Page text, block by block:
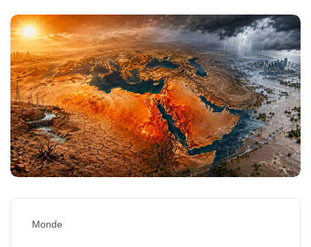
Monde